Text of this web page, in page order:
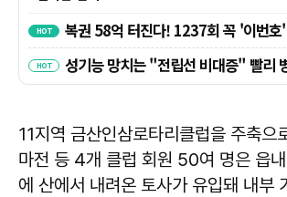
11지역 금산인삼로타리클럽을 주축으
마전 등 4개 클럽 회원 50여 명은 읍
에 산에서 내려온 토사가 유입돼 내부